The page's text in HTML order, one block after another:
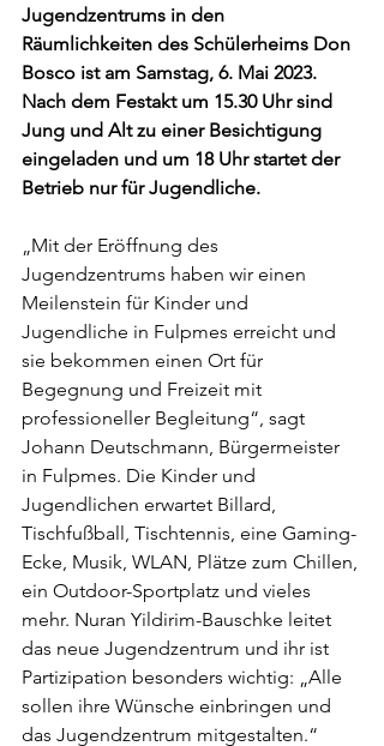
Jugendzentrums in den
Räumlichkeiten des Schülerheims Don
Bosco ist am Samstag, 6. Mai 2023.
Nach dem Festakt um 15.30 Uhr sind
Jung und Alt zu einer Besichtigung
eingeladen und um 18 Uhr startet der
Betrieb nur für Jugendliche.
„Mit der Eröffnung des
Jugendzentrums haben wir einen
Meilenstein für Kinder und
Jugendliche in Fulpmes erreicht und
sie bekommen einen Ort für
Begegnung und Freizeit mit
professioneller Begleitung“, sagt
Johann Deutschmann, Bürgermeister
in Fulpmes. Die Kinder und
Jugendlichen erwartet Billard,
Tischfußball, Tischtennis, eine Gaming-
Ecke, Musik, WLAN, Plätze zum Chillen,
ein Outdoor-Sportplatz und vieles
mehr. Nuran Yildirim-Bauschke leitet
das neue Jugendzentrum und ihr ist
Partizipation besonders wichtig: „Alle
sollen ihre Wünsche einbringen und
das Jugendzentrum mitgestalten.“